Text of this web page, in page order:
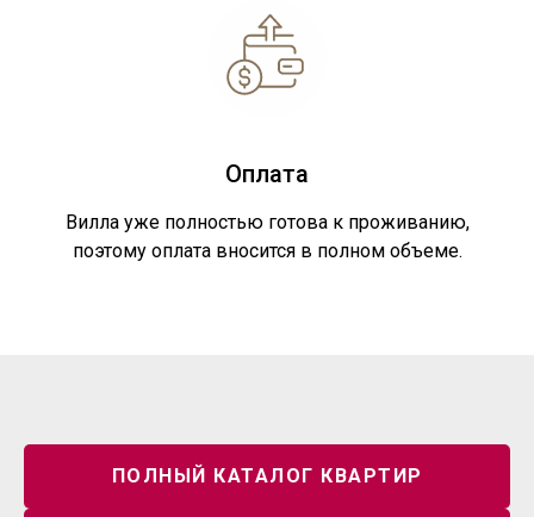
Оплата
Вилла уже полностью готова к проживанию,
поэтому оплата вносится в полном объеме.
ПОЛНЫЙ КАТАЛОГ КВАРТИР
+7